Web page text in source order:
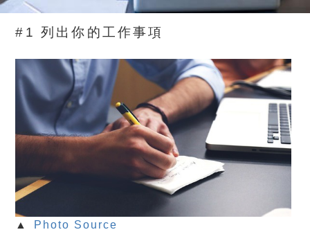
#1 列出你的工作事項
▲ Photo Source